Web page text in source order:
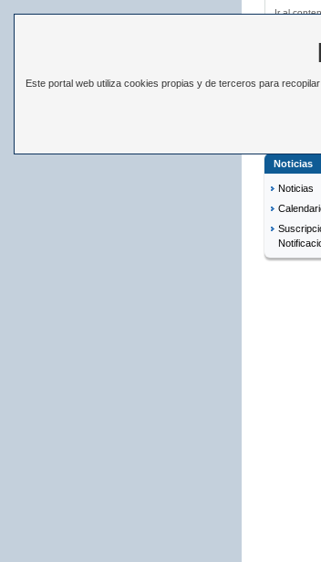
Ir al
Noticias
Noticias
Este portal web utiliza cookies propias y de terceros para